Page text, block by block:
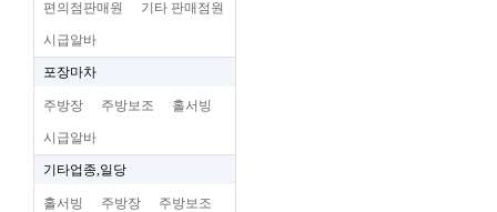
편의점판매원 기타 판매점원
시급알바
포장마차
주방장 주방보조 홀서빙
시급알바
기타업종,일당
홀서빙 주방장 주방보조